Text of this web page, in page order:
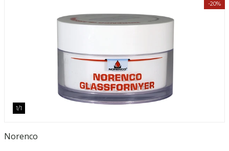
1/1
-20%
Norenco